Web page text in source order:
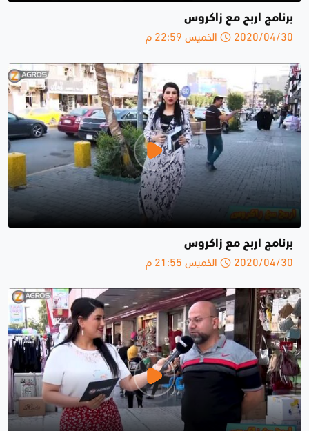
برنامج اربح مع زاكروس
2020/04/30 الخميس 22:59 م
برنامج اربح مع زاكروس
2020/04/30 الخميس 21:55 م